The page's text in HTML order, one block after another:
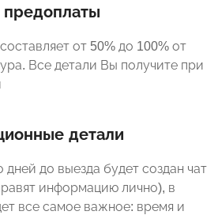
предоплаты
от 50% до 100% от
Все детали Вы получите при
детали
дней до выезда будет создан чат
информацию лично), в
все самое важное: время и